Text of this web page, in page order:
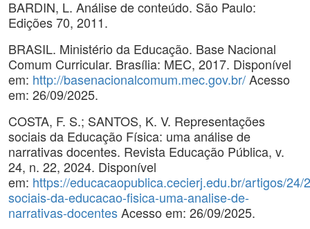
BARDIN, L. Análise de conteúdo. São Paulo:
Edições 70, 2011.
BRASIL. Ministério da Educação. Base Nacional
Comum Curricular. Brasília: MEC, 2017. Disponível
em: http://basenacionalcomum.mec.gov.br/Acesso
em: 26/09/2025.
COSTA, F. S.; SANTOS, K. V. Representações
sociais da Educação Física: uma análise de
narrativas docentes. Revista Educação Pública, v.
24, n. 22, 2024. Disponível
em: https://educacaopublica.cecierj.edu.br/artigos/24/
sociais-da-educacao-fisica-uma-analise-de-
narrativas-docentesAcesso em: 26/09/2025.